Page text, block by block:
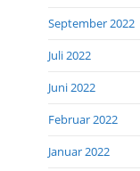
September 2022
Juli 2022
Juni 2022
Februar 2022
Januar 2022